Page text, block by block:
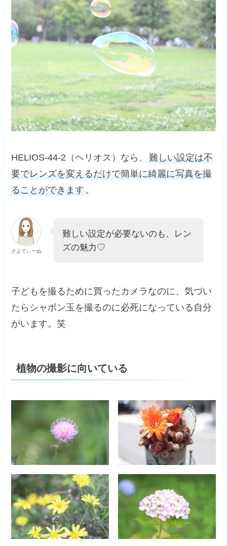
HELIOS-44-2（ヘリオス）なら、難しい設定は不
要でレンズを変えるだけで簡単に綺麗に写真を撮
ることができます。
さよてぃーぬ
難しい設定が必要ないのも、レン
ズの魅力♡
子どもを撮るために買ったカメラなのに、気づい
たらシャボン玉を撮るのに必死になっている自分
がいます。笑
植物の撮影に向いている